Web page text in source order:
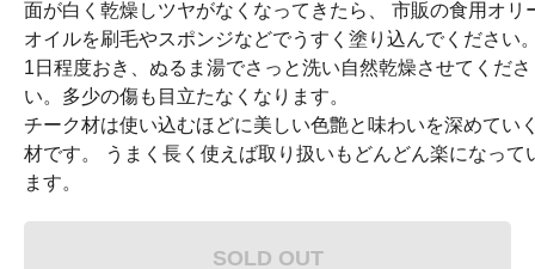
面が白く乾燥しツヤがなくなってきたら、 市販の食用オリ
オイルを刷毛やスポンジなどでうすく塗り込んでください
1日程度おき、ぬるま湯でさっと洗い自然乾燥させてくださ
い。多少の傷も目立たなくなります。
チーク材は使い込むほどに美しい色艶と味わいを深めてい
材です。 うまく長く使えば取り扱いもどんどん楽になって
ます。
SOLD OUT